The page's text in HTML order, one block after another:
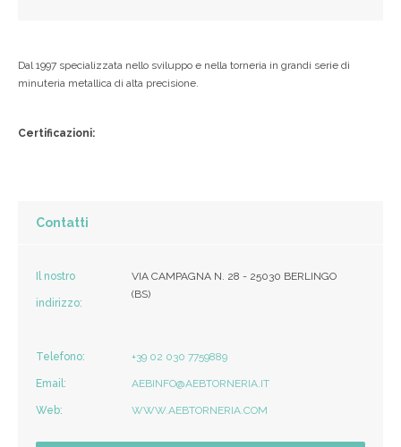
Dal 1997 specializzata nello sviluppo e nella torneria in grandi serie di
minuteria metallica di alta precisione.
Certificazioni:
Contatti
Il nostro
indirizzo:
VIA CAMPAGNA N. 28 - 25030 BERLINGO
(BS)
Telefono: +39 02 030 7759889
Email: AEBINFO@AEBTORNERIA.IT
Web: WWW.AEBTORNERIA.COM